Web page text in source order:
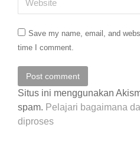
Save my name, email, and
time I comment.
Post comment
Situs ini menggunakan
spam. Pelajari bagaimana
diproses